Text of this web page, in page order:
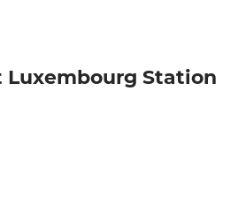
Luxembourg Station